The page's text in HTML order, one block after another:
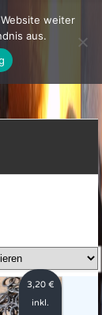
3,20 €
inkl.
weiter
aus.